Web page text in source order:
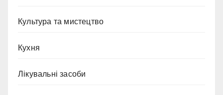
Культура та мистецтво
Кухня
Лікувальні засоби